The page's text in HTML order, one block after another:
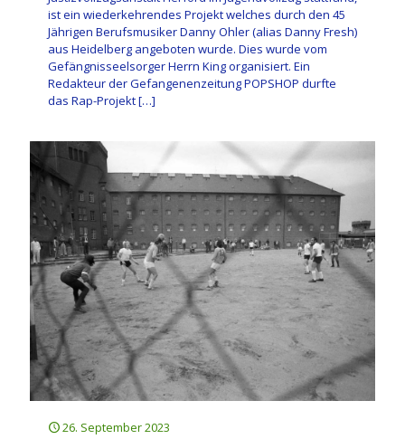
ist ein wiederkehrendes Projekt welches durch den 45
Jährigen Berufsmusiker Danny Ohler (alias Danny Fresh)
aus Heidelberg angeboten wurde. Dies wurde vom
Gefängnisseelsorger Herrn King organisiert. Ein
Redakteur der Gefangenenzeitung POPSHOP durfte
das Rap-Projekt[…]
26. September 2023